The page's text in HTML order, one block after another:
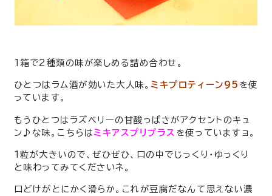
1箱で2種類の味が楽しめる詰め合わせ。
ひとつはラム酒が効いた大人味。 ミキプロティーン95 を使
っています。
もうひとつはラズベリーの甘酸っぱさがアクセントのキュ
ン♪な味。こちらは ミキアスプリプラス を使っていますョ。
1粒が大きいので、ぜひぜひ、口の中でじっくり・ゆっくり
と味わってみてくださいネ。
口どけがとにかく滑らか。これが豆腐だなんて思えない濃